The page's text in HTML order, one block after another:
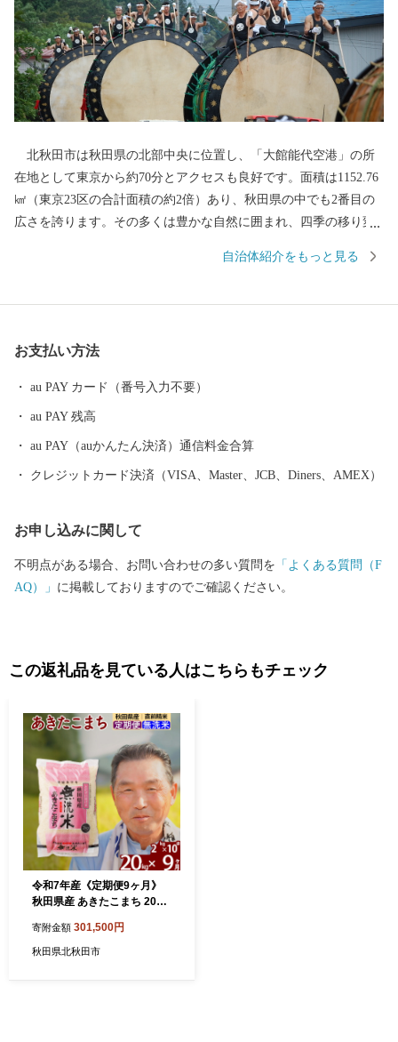
北秋田市は秋田県の北部中央に位置し、「大館能代空港」の所
在地として東京から約70分とアクセスも良好です。面積は1152.76
㎢（東京23区の合計面積の約2倍）あり、秋田県の中でも2番目の
広さを誇ります。その多くは豊かな自然に囲まれ、四季の移り変
数えられる『森吉山』では、多種多様な高山植物はもちろん、冬
ギ発祥の地として、その文化を色濃く伝えています。 北秋田市
内を走る「秋田内陸縦貫鉄道」は、鷹巣～角館と、秋田県内陸部
雄大な山々が広がり、日本の原風景を感じることができます。沿
線にある前田南駅は、大ヒットアニメ映画の劇中に登場した駅の
モデルということで話題にもなりました。 その他、世界一の綴
楽しみ方ができるまちです。
自治体紹介をもっと見る
お支払い方法
au PAY カード（番号入力不要）
au PAY 残高
au PAY（auかんたん決済）通信料金合算
クレジットカード決済（VISA、Master、JCB、Diners、AMEX）
お申し込みに関して
不明点がある場合、お問い合わせの多い質問を 「よくある質問（F
AQ）」 に掲載しておりますのでご確認ください。
この返礼品を見ている人はこちらもチェック
令和7年産《定期便9ヶ月》
秋田県産 あきたこまち 20kg
25年産 お届け時期選べる お
届け周期調整可能 隔月に調
寄附金額 301,500円
秋田県北秋田市